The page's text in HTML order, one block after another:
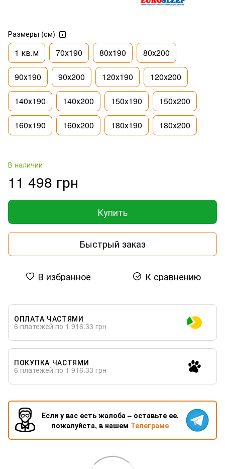
Размеры (см)
1 кв.м 70х190 80х190 80х200
90х190 90х200 120х190 120х200
140х190 140х200 150х190 150х200
160х190 160х200 180х190 180х200
В наличии
11 498 грн
Купить
Быстрый заказ
В избранное К сравнению
ОПЛАТА ЧАСТЯМИ
6 платежей по 1 916.33 грн
ПОКУПКА ЧАСТЯМИ
6 платежей по 1 916.33 грн
Если у вас есть жалоба – оставьте ее,
пожалуйста, в нашем Телеграме